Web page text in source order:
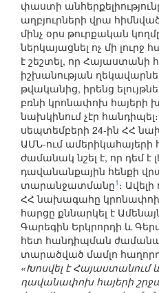
փաստի
աղբյուրների վրա
մինչ օրս թուրքական
ներկայացնել ոչ մի
է շեշտել, որ Հայաստանի
իշխանության
թվականից, իրենց
բռնի կրոնափոխ հայերի
նախկինում չէր
սեպտեմբերի 24-ին ՀՀ
ԱՄՆ-ում
ժամանակ նշել է, որ դեմ
դավանանքային հենքի
տարանջատմանը1 ։
ՀՀ նախագահը
հարցը քննարկել է
Գարեգին Երկրորդի և
հետ հանդիպման
տարածված մամլո
«Խոսվել է Հայաստանում
դավանափոխ հայերի